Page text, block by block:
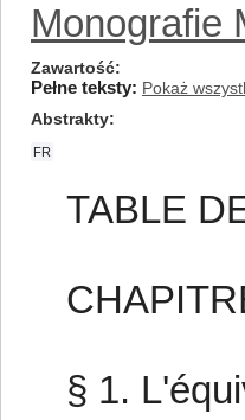
Monografie
Zawartość
Pełne teksty: Pokaż
Abstrakty
FR
TABLE
§ 1.